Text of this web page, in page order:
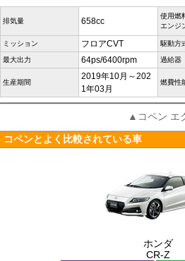
排気量 658cc
使用燃
エンジ
ミッション フロアCVT 駆動方
最大出力 64ps/6400rpm 過給器
生産期間
2019年10月～202
1年03月
燃費性
▲コペン エ
コペンとよく比較されている車
ホンダ
CR-Z